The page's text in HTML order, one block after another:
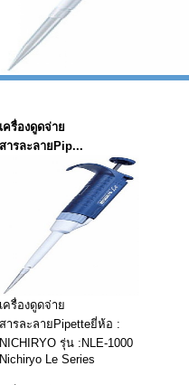
เครื่องดูดจ่าย
สารละลายPip...
เครื่องดูดจ่าย
สารละลายPipetteยี่ห้อ :
NICHIRYO รุ่น :NLE-1000
Nichiryo Le Series